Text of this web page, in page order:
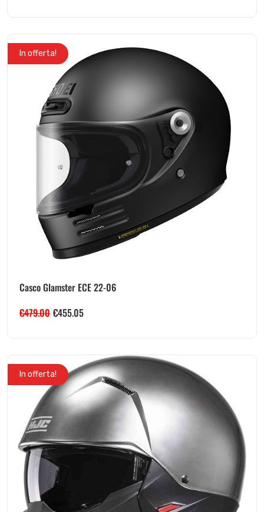
In offerta!
Casco Glamster ECE 22-06
€479.00 €455.05
In offerta!